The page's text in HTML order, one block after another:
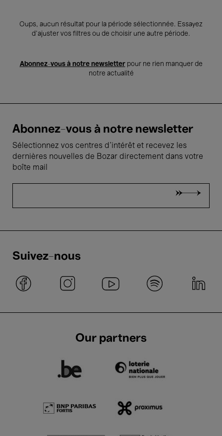
Oups, aucun résultat pour la période sélectionnée. Essayez
d’ajuster vos filtres ou de choisir une autre période.
Abonnez-vous à notre newsletterpour ne rien manquer de
notre actualité
Abonnez-vous à notre newsletter
Sélectionnez vos centres d'intérêt et recevez les
dernières nouvelles de Bozar directement dans votre
boîte mail
Suivez-nous
Our partners